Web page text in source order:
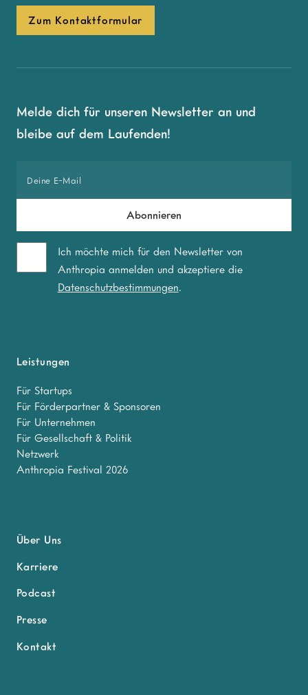
Zum Kontaktformular
Melde dich für unseren Newsletter an und
bleibe auf dem Laufenden!
Ich möchte mich für den Newsletter von
Anthropia anmelden und akzeptiere die
Datenschutzbestimmungen.
Leistungen
Für Startups
Für Förderpartner & Sponsoren
Für Unternehmen
Für Gesellschaft & Politik
Netzwerk
Anthropia Festival 2026
Über Uns
Karriere
Podcast
Presse
Kontakt